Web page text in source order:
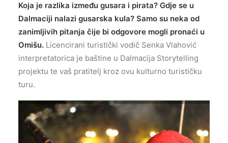
Koja je razlika između gusara i pirata? Gdje se u
Dalmaciji nalazi gusarska kula? Samo su neka od
zanimljivih pitanja čije bi odgovore mogli pronaći u
Omišu. Licencirani turistički vodič Senka Vlahović
interpretatorica je baštine u Dalmacija Storytelling
projektu te vaš pratitelj kroz ovu kulturno turističku
turu.